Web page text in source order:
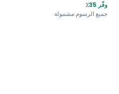
جميع الرسوم مشمولة